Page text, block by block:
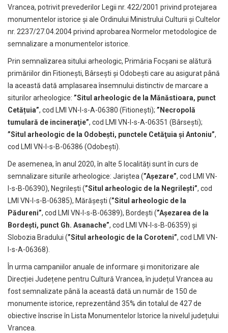
Vrancea, potrivit prevederilor Legii nr. 422/2001 privind protejarea
monumentelor istorice și ale Ordinului Ministrului Culturii și Cultelor
nr. 2237/27.04.2004 privind aprobarea Normelor metodologice de
semnalizare a monumentelor istorice.
Prin semnalizarea sitului arheologic, Primăria Focșani se alătură
primăriilor din Fitionești, Bârsești și Odobești care au asigurat până
la această dată amplasarea însemnului distinctiv de marcare a
siturilor arheologice: ”Situl arheologic de la Mănăstioara, punct
Cetățuia”, cod LMI VN-I-s-A-06380 (Fitionești); ”Necropolă
tumulară de incineraţie”, cod LMI VN-I-s-A-06351 (Bârsești);
”Situl arheologic de la Odobești, punctele Cetăţuia şi Antoniu”,
cod LMI VN-I-s-B-06386 (Odobești).
De asemenea, în anul 2020, în alte 5 localități sunt în curs de
semnalizare siturile arheologice: Jariștea (”Așezare”, cod LMI VN-
I-s-B-06390), Negrilești (”Situl arheologic de la Negrileşti”, cod
LMI VN-I-s-B-06385), Mărășești (”Situl arheologic de la
Pădureni”, cod LMI VN-I-s-B-06389), Bordești (”Aşezarea de la
Bordești, punct Gh. Asanache”, cod LMI VN-I-s-B-06359) și
Slobozia Bradului (”Situl arheologic de la Coroteni”, cod LMI VN-
I-s-A-06368).
În urma campaniilor anuale de informare și monitorizare ale
Direcției Județene pentru Cultură Vrancea, în județul Vrancea au
fost semnalizate până la această dată un număr de 150 de
monumente istorice, reprezentând 35% din totalul de 427 de
obiective înscrise în Lista Monumentelor Istorice la nivelul județului
Vrancea.